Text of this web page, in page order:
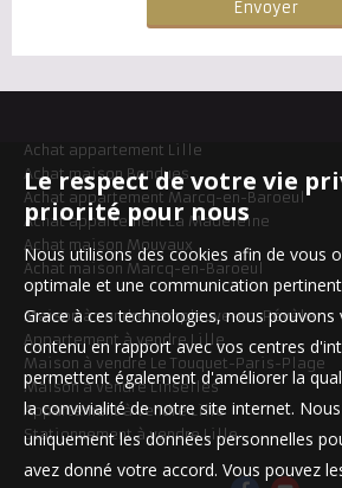
Achat appartement Lille
Achat maison Bondues
Achat appartement Marcq-en-Baroeul
Achat appartement La Madeleine
Achat maison Mouvaux
Achat maison Marcq-en-Baroeul
Maison à vendre Templeuve-en-Pévèle
Appartement à vendre Lille
Maison à vendre Le Touquet-Paris-Plage
Maison à vendre Linselles
Appartement à vendre Lille
Stationnement à vendre Lille
Le respect de votre vie
priorité pour nous
Nous utilisons des cookies afin de vous
optimale et une communication
Grace à ces technologies, nous
contenu en rapport avec vos centres
permettent également d'améliorer la
la convivialité de notre site internet.
uniquement les données personnelles
avez donné votre accord. Vous pouvez